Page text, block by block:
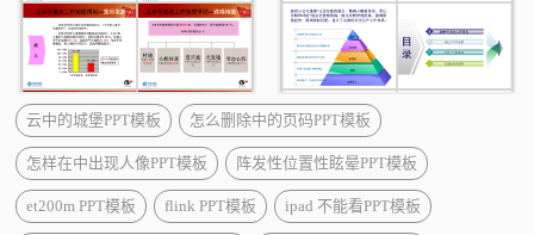
云中的城堡PPT模板 怎么删除中的页码PPT模板
怎样在中出现人像PPT模板 阵发性位置性眩晕PPT模板
et200m PPT模板 flink PPT模板 ipad 不能看PPT模板